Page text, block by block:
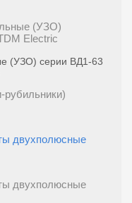
(УЗО)
Electric
(УЗО) серии ВД1-63
рубильники)
двухполюсные
двухполюсные